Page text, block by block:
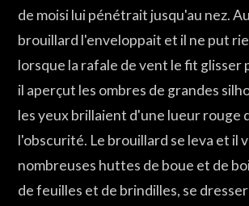
de moisi lui pénétrait jusqu'au nez.
brouillard l'enveloppait et il ne put
lorsque la rafale de vent le fit glisser
il aperçut les ombres de grandes
les yeux brillaient d'une lueur rouge
l'obscurité. Le brouillard se leva et il
nombreuses huttes de boue et de
de feuilles et de brindilles, se